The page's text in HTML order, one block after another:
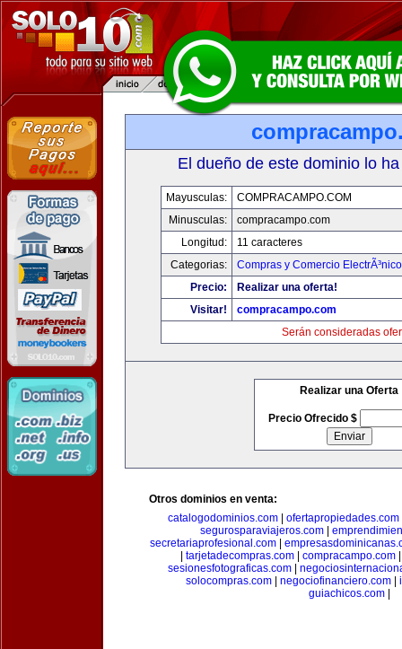
El dueño de este dominio lo
Mayusculas:
COMPRACAMPO.COM
Minusculas:
compracampo.com
Longitud:
11 caracteres
Categorias:
Compras y Comercio ElectrÃ³nico
Precio:
Realizar una oferta!
Visitar!
compracampo.com
Serán consideradas
Realizar una Oferta
Precio Ofrecido $
Otros dominios en venta:
catalogodominios.com| ofertapropiedades.com
segurosparaviajeros.com
secretariaprofesional.com|
tarjetadecompras.com compracampo.com
sesionesfotograficas.com
solocompras.com| negociofinanciero.com|
guiachicos.com|